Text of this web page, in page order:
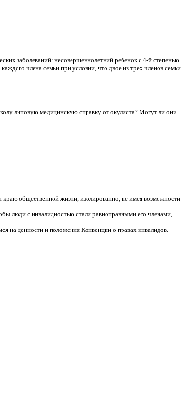
заболеваний: несовершеннолетний ребенок с 4-й степенью
члена семьи при условии, что двое из трех членов семьи
липовую медицинскую справку от окулиста? Могут ли они
краю общественной жизни, изолированно, не имея возможности
люди с инвалидностью стали равноправными его членами,
на ценности и положения Конвенции о правах инвалидов.